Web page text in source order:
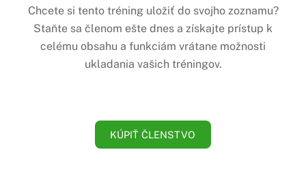
Chcete si tento tréning uložiť do svojho zoznamu?
Staňte sa členom ešte dnes a získajte prístup k
celému obsahu a funkciám vrátane možnosti
ukladania vašich tréningov.
KÚPIŤ ČLENSTVO